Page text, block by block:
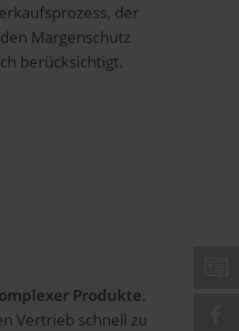
der
Margenschutz
berücksichtigt.
Produkte.
Vertrieb schnell zu